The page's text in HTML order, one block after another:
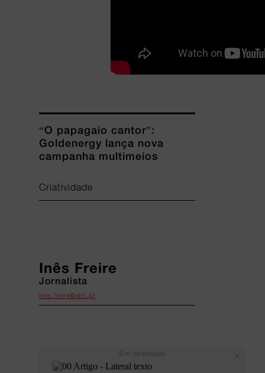
“O papagaio cantor”:
Goldenergy lança nova
campanha multimeios
Criatividade
Inês Freire
Jornalista
ines.freire@ebh.pt